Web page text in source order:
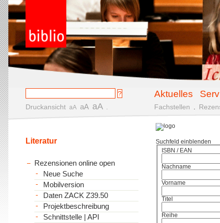
Aktuelles
Druckansicht aA aA aA Fachstellen
Suchfeld einblenden
ISBN / EAN
Nachname
Vorname
Titel
Reihe
Literatur
Rezensionen online open
Neue Suche
Mobilversion
Daten ZACK Z39.50
Projektbeschreibung
Schnittstelle | API